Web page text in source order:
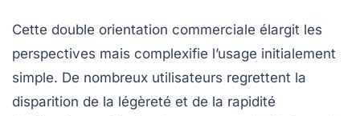
Cette double orientation commerciale élargit les
perspectives mais complexifie l’usage initialement
simple. De nombreux utilisateurs regrettent la
disparition de la légèreté et de la rapidité